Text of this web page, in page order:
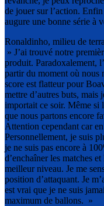
de jouer sur l’action.
augure une bonne série à
Ronaldinho, milieu de
» J’ai trouvé notre
produit. Paradoxalement,
partir du moment où nous
score est flatteur pour
mettre d’autres buts, mais
importait ce soir. Même si
que nous partons encore
Attention cependant car
Personnellement, je suis
je ne suis pas encore à
d’enchaîner les matches
meilleur niveau. Je me
position d’attaquant. Je
est vrai que je ne suis
maximum de ballons. »